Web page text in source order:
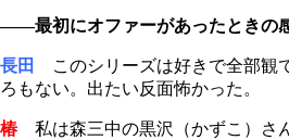
――最初にオファーがあったときの
長田
このシリーズは好きで全部観
ろもない。出たい反面怖かった。
椿私は森三中の黒沢（かずこ）さ